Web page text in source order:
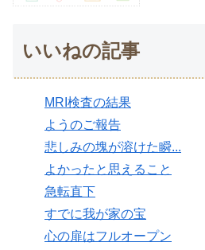
いいねの記事
MRI検査の結果
ようのご報告
悲しみの塊が溶けた瞬...
よかったと思えること
急転直下
すでに我が家の宝
心の扉はフルオープン